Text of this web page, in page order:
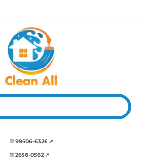
11 99606-6326 ➚
11 2656-0562 ➚